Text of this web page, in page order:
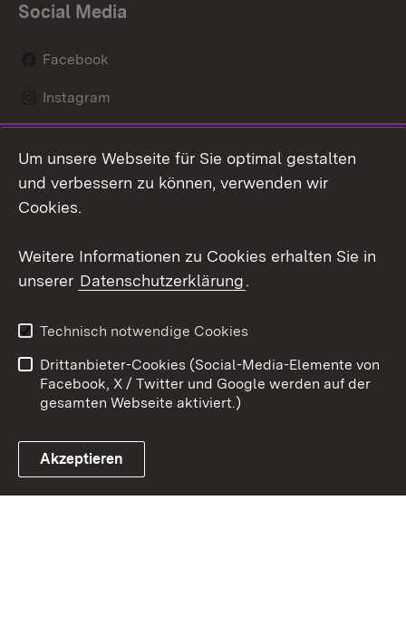
Social Media
Facebook
Instagram
Mastodon
Youtube
Link zum Landesportal
Kontakt
Datenschutz
Barrierefreiheit
Impressum Cookies
Um unsere Webseite für Sie optimal gestalten
und verbessern zu können, verwenden wir
Cookies.
Weitere Informationen zu Cookies erhalten Sie in
unserer Datenschutzerklärung.
Technisch notwendige Cookies
Drittanbieter-Cookies (Social-Media-Elemente von
Facebook, X / Twitter und Google werden auf der
gesamten Webseite aktiviert.)
Akzeptieren